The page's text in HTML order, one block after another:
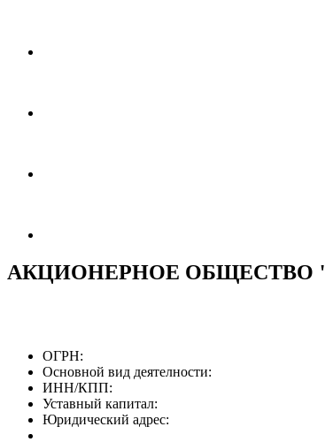
АКЦИОНЕРНОЕ ОБЩЕСТВО
ОГРН:
Основной вид деятелности:
ИНН/КПП:
Уставный капитал:
Юридический адрес: